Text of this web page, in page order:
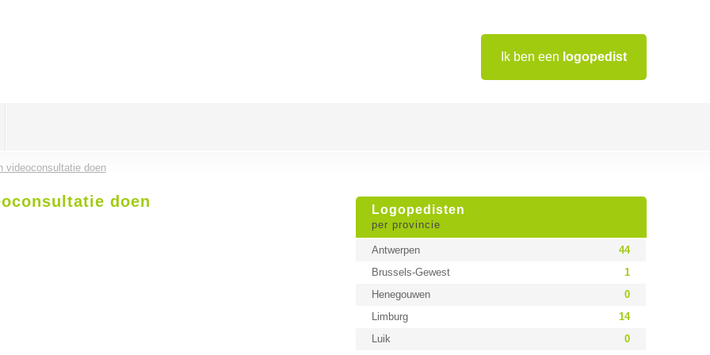
Ik ben een logopedist
videoconsultatie doen
Logopedisten
per provincie
Antwerpen
44
Brussels-Gewest
1
Henegouwen
0
Limburg
14
Luik
0
doen